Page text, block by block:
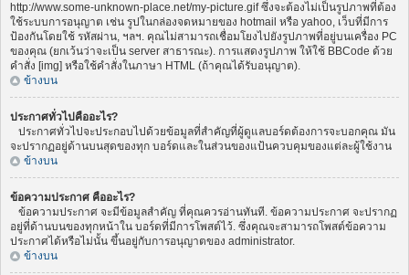
http://www.some-unknown-place.net/my-picture.gif ซึ่งจะต้องไม่เป็นรูปภาพที่ต้อง
ใช้ระบบการอนุญาต เช่น รูปในกล่องจดหมายของ hotmail หรือ yahoo, เว็บที่มีการ
ป้องกันโดยใช้ รหัสผ่าน, ฯลฯ. คุณไม่สามารถเชื่อมโยงไปยังรูปภาพที่อยู่บนเครื่อง PC
ของคุณ (ยกเว้นว่าจะเป็น server สาธารณะ). การแสดงรูปภาพ ให้ใช้ BBCode ด้วย
คำสั่ง [img] หรือใช้คำสั่งในภาษา HTML (ถ้าคุณได้รับอนุญาต).
ข้างบน
ประกาศทั่วไปคืออะไร?
ประกาศทั่วไปจะประกอบไปด้วยข้อมูลที่สำคัญที่ผู้ดูแลบอร์ดต้องการจะบอกคุณ มัน
จะปรากฏอยู่ด้านบนสุดของทุก บอร์ดและในส่วนของแป้นควบคุมของแต่ละผู้ใช้งาน
ข้างบน
ข้อความประกาศ คืออะไร?
ข้อความประกาศ จะมีข้อมูลสำคัญ ที่คุณควรอ่านทันที. ข้อความประกาศ จะปรากฏ
อยู่ที่ด้านบนของทุกหน้าใน บอร์ดที่มีการโพสต์ไว้. ซึ่งคุณจะสามารถโพสต์ข้อความ
ประกาศได้หรือไม่นั้น ขึ้นอยู่กับการอนุญาตของ administrator.
ข้างบน